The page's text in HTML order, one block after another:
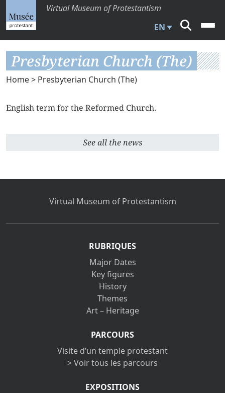
Virtual Museum of Protestantism
EN
Presbyterian Church (The)
Home> Presbyterian Church (The)
English term for the Reformed Church.
See all the news
Virtual Museum of Protestantism
RUBRIQUES
Major Dates
Key figures
History
Themes
Art – Heritage
PARCOURS
Visite d’un temple protestant
> Voir tous les parcours
EXPOSITIONS